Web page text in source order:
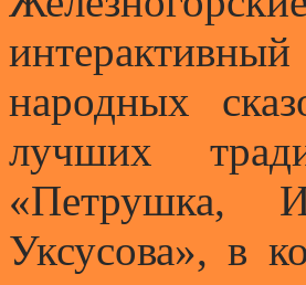
народных
лучших
«Петрушка,
Уксусова», в